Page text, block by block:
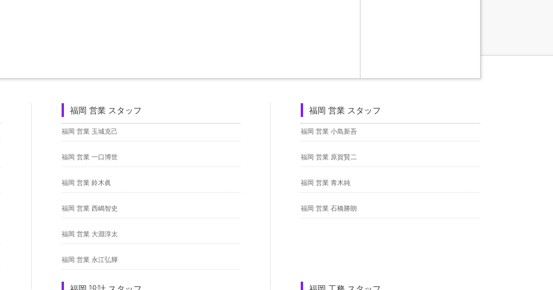
福岡 営業 スタッフ
福岡 営業 玉城克己
福岡 営業 一口博世
福岡 営業 鈴木眞
福岡 営業 西嶋智史
福岡 営業 大淵淳太
福岡 営業 永江弘輝
福岡 営業 スタッフ
福岡 営業 小島新吾
福岡 営業 原賀賢二
福岡 営業 青木純
福岡 営業 石橋勝朗